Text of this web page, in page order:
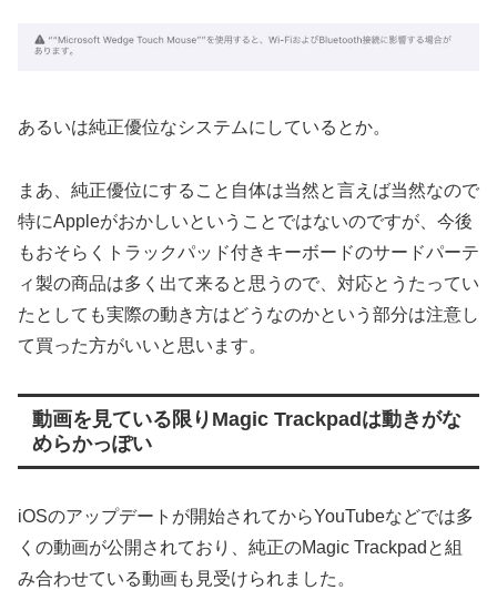
あるいは純正優位なシステムにしているとか。
まあ、純正優位にすること自体は当然と言えば当然なので
特にAppleがおかしいということではないのですが、今後
もおそらくトラックパッド付きキーボードのサードパーテ
ィ製の商品は多く出て来ると思うので、対応とうたってい
たとしても実際の動き方はどうなのかという部分は注意し
て買った方がいいと思います。
動画を見ている限りMagic Trackpadは動きがな
めらかっぽい
iOSのアップデートが開始されてからYouTubeなどでは多
くの動画が公開されており、純正のMagic Trackpadと組
み合わせている動画も見受けられました。